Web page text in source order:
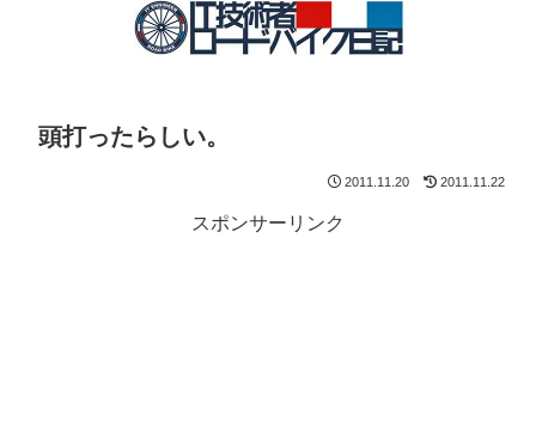
頭打ったらしい。
2011.11.20 2011.11.22
スポンサーリンク